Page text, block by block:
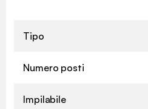
Tipo
Numero posti
Impilabile